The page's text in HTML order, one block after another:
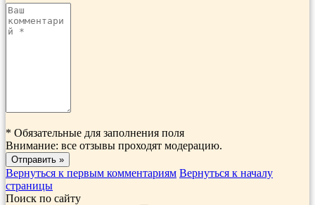
* Обязательные для заполнения поля
Внимание: все отзывы проходят модерацию.
Вернуться к первым комментариям Вернуться к началу
страницы
Поиск по сайту